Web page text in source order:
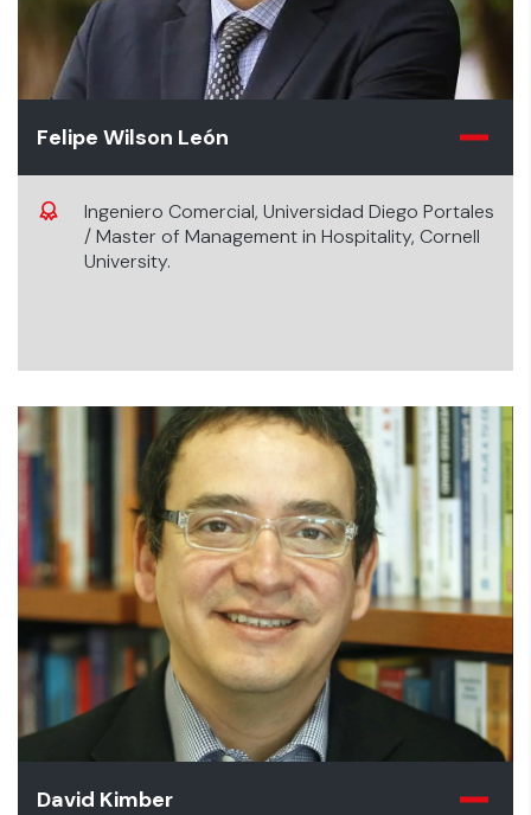
Felipe Wilson León
Ingeniero Comercial, Universidad Diego Portales
/ Master of Management in Hospitality, Cornell
University.
David Kimber